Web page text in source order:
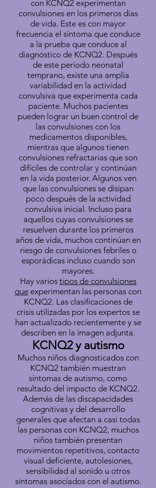
con KCNQ2 experimentan
convulsiones en los primeros días
de vida. Este es con mayor
frecuencia el síntoma que conduce
a la prueba que conduce al
diagnóstico de KCNQ2. Después
de este período neonatal
temprano, existe una amplia
variabilidad en la actividad
convulsiva que experimenta cada
paciente. Muchos pacientes
pueden lograr un buen control de
las convulsiones con los
medicamentos disponibles,
mientras que algunos tienen
convulsiones refractarias que son
difíciles de controlar y continúan
en la vida posterior. Algunos ven
que las convulsiones se disipan
poco después de la actividad
convulsiva inicial. Incluso para
aquellos cuyas convulsiones se
resuelven durante los primeros
años de vida, muchos continúan en
riesgo de convulsiones febriles o
esporádicas incluso cuando son
mayores.
Hay varios tipos de convulsiones
que experimentan las personas con
KCNQ2. Las clasificaciones de
crisis utilizadas por los expertos se
han actualizado recientemente y se
describen en la imagen adjunta.
KCNQ2 y autismo
Muchos niños diagnosticados con
KCNQ2 también muestran
síntomas de autismo, como
resultado del impacto de KCNQ2.
Además de las discapacidades
cognitivas y del desarrollo
generales que afectan a casi todas
las personas con KCNQ2, muchos
niños también presentan
movimientos repetitivos, contacto
visual deficiente, autolesiones,
sensibilidad al sonido u otros
síntomas asociados con el autismo.